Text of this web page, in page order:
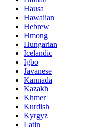
Hausa
Hawaiian
Hebrew
Hmong
Hungarian
Icelandic
Igbo
Javanese
Kannada
Kazakh
Khmer
Kurdish
Kyrgyz
Latin